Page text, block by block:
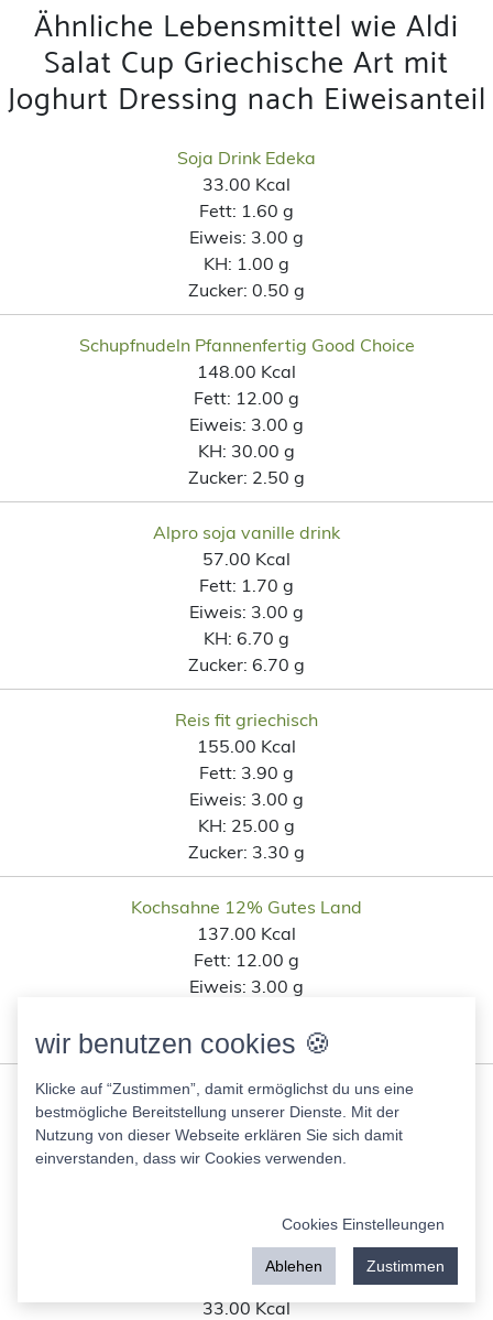
Ähnliche Lebensmittel wie Aldi
Salat Cup Griechische Art mit
Joghurt Dressing nach Eiweisanteil
Soja Drink Edeka
33.00 Kcal
Fett: 1.60 g
Eiweis: 3.00 g
KH: 1.00 g
Zucker: 0.50 g
Schupfnudeln Pfannenfertig Good Choice
148.00 Kcal
Fett: 12.00 g
Eiweis: 3.00 g
KH: 30.00 g
Zucker: 2.50 g
Alpro soja vanille drink
57.00 Kcal
Fett: 1.70 g
Eiweis: 3.00 g
KH: 6.70 g
Zucker: 6.70 g
Reis fit griechisch
155.00 Kcal
Fett: 3.90 g
Eiweis: 3.00 g
KH: 25.00 g
Zucker: 3.30 g
Kochsahne 12% Gutes Land
137.00 Kcal
Fett: 12.00 g
Eiweis: 3.00 g
Zucker:4.10 g
Ähnliche Lebensmittel wie Aldi
Salat Cup Griechische Art mit
Kohlenhydratanteil
Soja Drink Edeka
33.00 Kcal
wir benutzen cookies 🍪
Klicke auf “Zustimmen”, damit ermöglichst du uns eine
bestmögliche Bereitstellung unserer Dienste. Mit der
Nutzung von dieser Webseite erklären Sie sich damit
einverstanden, dass wir Cookies verwenden.
Cookies Einstelleungen
Ablehen Zustimmen